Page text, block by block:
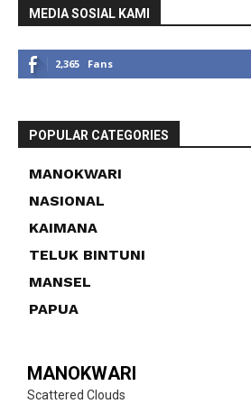
MEDIA SOSIAL KAMI
2,365 Fans
POPULAR CATEGORIES
MANOKWARI
NASIONAL
KAIMANA
TELUK BINTUNI
MANSEL
PAPUA
MANOKWARI
Scattered Clouds